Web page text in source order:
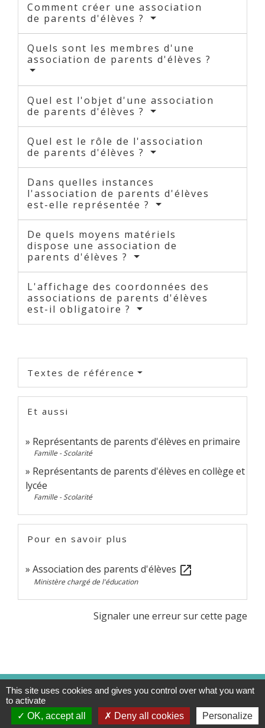
Comment créer une association
de parents d'élèves ?
Quels sont les membres d'une
association de parents d'élèves ?
Quel est l'objet d'une association
de parents d'élèves ?
Quel est le rôle de l'association
de parents d'élèves ?
Dans quelles instances
l'association de parents d'élèves
est-elle représentée ?
De quels moyens matériels
dispose une association de
parents d'élèves ?
L'affichage des coordonnées des
associations de parents d'élèves
est-il obligatoire ?
Textes de référence
Et aussi
Représentants de parents d'élèves en primaire
Famille - Scolarité
Représentants de parents d'élèves en collège et
lycée
Famille - Scolarité
Pour en savoir plus
Association des parents d'élèves open_in_new
Ministère chargé de l'éducation
Signaler une erreur sur cette page
Contacts
Commune de Charnècles
260 chemin de l'église
This site uses cookies and gives you control over what you want
to activate
OK, accept all
Deny all cookies Personalize